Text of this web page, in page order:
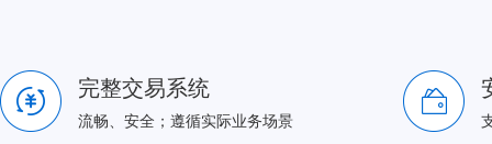
完整交易系统
流畅、安全；遵循实际业务场景